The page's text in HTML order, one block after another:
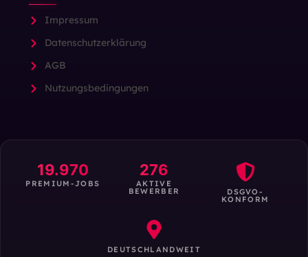
Impressum
Datenschutzerklärung
AGB
Nutzungsbedingungen
19.970
PREMIUM-JOBS
276
AKTIVE
BEWERBER DSGVO-
KONFORM
DEUTSCHLANDWEIT